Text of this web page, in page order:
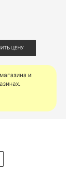
ЦЕНУ
и